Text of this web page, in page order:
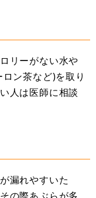
リーがない水や
ン茶など)を取り
人は医師に相談
漏れやすいた